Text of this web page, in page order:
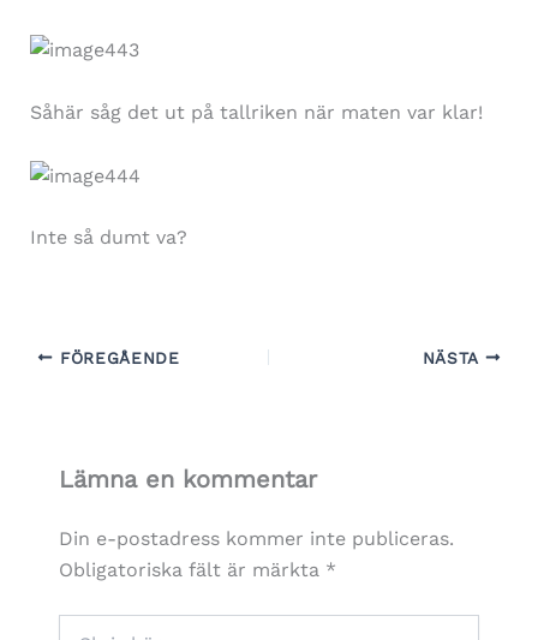
Såhär såg det ut på tallriken när maten var klar!
Inte så dumt va?
FÖREGÅENDE NÄSTA
Lämna en kommentar
Din e-postadress kommer inte publiceras.
Obligatoriska fält är märkta *